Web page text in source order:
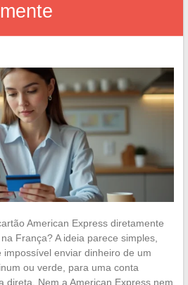
American Express diretamente
França? A ideia parece simples,
enviar dinheiro de um
ou verde, para uma conta
direta. Nem a American Express nem